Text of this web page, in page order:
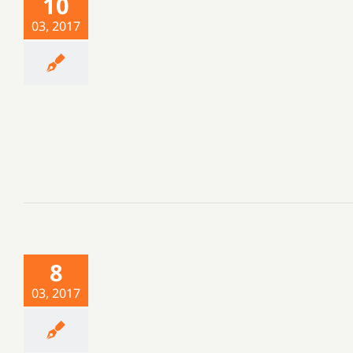
03, 2017
8
03, 2017